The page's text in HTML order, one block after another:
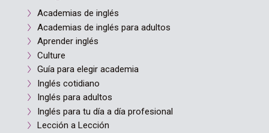
Academias de inglés
Academias de inglés para adultos
Aprender inglés
Culture
Guía para elegir academia
Inglés cotidiano
Inglés para adultos
Inglés para tu día a día profesional
Lección a Lección